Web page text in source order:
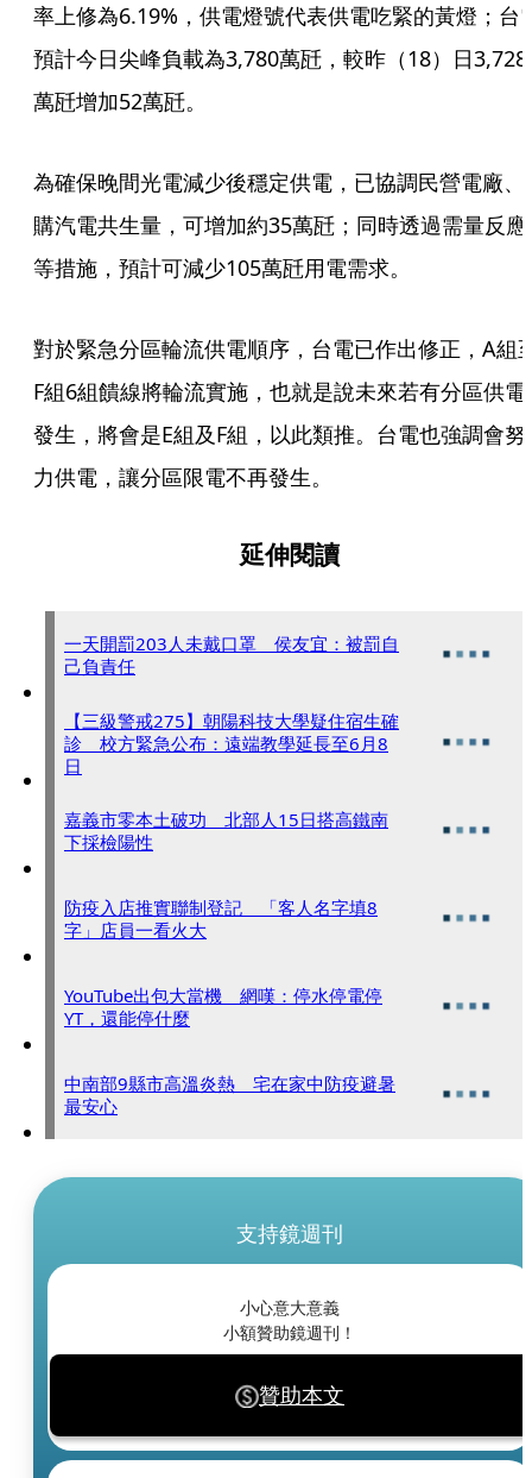
率上修為6.19%，供電燈號代表供電吃緊的黃燈；台
預計今日尖峰負載為3,780萬瓩，較昨（18）日3,728
萬瓩增加52萬瓩。
為確保晚間光電減少後穩定供電，已協調民營電廠、
購汽電共生量，可增加約35萬瓩；同時透過需量反應
等措施，預計可減少105萬瓩用電需求。
對於緊急分區輪流供電順序，台電已作出修正，A組
F組6組饋線將輪流實施，也就是說未來若有分區供電
發生，將會是E組及F組，以此類推。台電也強調會努
力供電，讓分區限電不再發生。
延伸閱讀
一天開罰203人未戴口罩 侯友宜：被罰自
己負責任
【三級警戒275】朝陽科技大學疑住宿生確
診 校方緊急公布：遠端教學延長至6月8
日
嘉義市零本土破功 北部人15日搭高鐵南
下採檢陽性
防疫入店推實聯制登記 「客人名字填8
字」店員一看火大
YouTube出包大當機 網嘆：停水停電停
YT，還能停什麼
中南部9縣市高溫炎熱 宅在家中防疫避暑
最安心
支持鏡週刊
小心意大意義
小額贊助鏡週刊！
贊助本文